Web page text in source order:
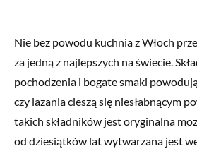
Nie bez powodu kuchnia z Włoch
za jedną z najlepszych na świecie.
pochodzenia i bogate smaki
czy lazania cieszą się niesłabnącym
takich składników jest oryginalna
od dziesiątków lat wytwarzana jest